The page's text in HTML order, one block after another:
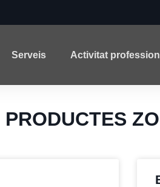
Serveis Activitat